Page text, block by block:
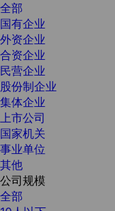
全部
国有企业
外资企业
合资企业
民营企业
股份制企业
集体企业
上市公司
国家机关
事业单位
其他
公司规模
全部